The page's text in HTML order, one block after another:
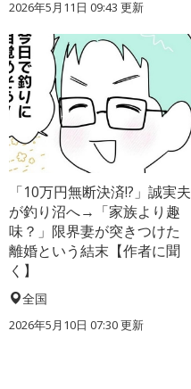
2026年5月11日 09:43 更新
「10万円無断決済!?」誠実夫
が釣り沼へ→「家族より趣
味？」限界妻が突きつけた
離婚という結末【作者に聞
く】
全国
2026年5月10日 07:30 更新